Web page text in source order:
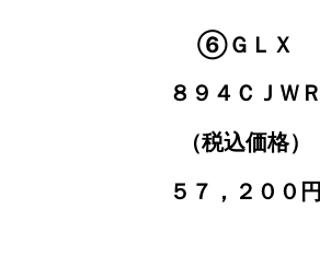
⑥ＧＬＸ
８９４ＣＪＷＲ
（税込価格）
５７，２００円